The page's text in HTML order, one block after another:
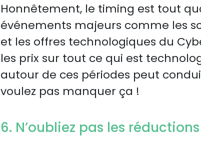
Honnêtement, le timing est tout
événements majeurs comme les
et les offres technologiques du
les prix sur tout ce qui est
autour de ces périodes peut
voulez pas manquer ça !
6. N’oubliez pas les